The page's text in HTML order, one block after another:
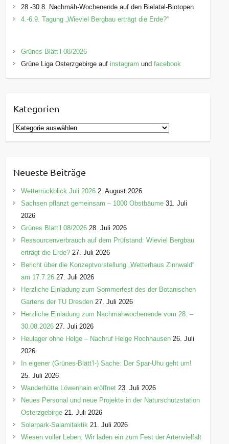
28.-30.8. Nachmäh-Wochenende auf den Bielatal-Biotopen
4.-6.9. Tagung „Wieviel Bergbau erträgt die Erde?“
Grünes Blätt’l 08/2026
Grüne Liga Osterzgebirge auf instagram undfacebook
Kategorien
K
a
g
o
r
e
n
Neueste Beiträge
Wetterrückblick Juli 2026 2. August 2026
Sachsen pflanzt gemeinsam – 1000 Obstbäume 31. Juli
2026
Grünes Blätt’l 08/2026 28. Juli 2026
Ressourcenverbrauch auf dem Prüfstand: Wieviel Bergbau
erträgt die Erde? 27. Juli 2026
Bericht über die Konzeptvorstellung „Wetterhaus Zinnwald“
am 17.7.26 27. Juli 2026
Herzliche Einladung zum Sommerfest des der Botanischen
Gartens der TU Dresden 27. Juli 2026
Herzliche Einladung zum Nachmähwochenende vom 28. –
30.08.2026 27. Juli 2026
Heulager ohne Helge – Nachruf Helge Rochhausen 26. Juli
2026
In eigener (Grünes-Blätt’l-) Sache: Der Spar-Uhu geht um!
25. Juli 2026
Wanderhütte Löwenhain eröffnet 23. Juli 2026
Neues Personal und neue Projekte in der Naturschutzstation
Osterzgebirge 21. Juli 2026
Solarpark-Salamitaktik 21. Juli 2026
Wiesen voller Leben: Wir laden ein zum Fest der Artenvielfalt